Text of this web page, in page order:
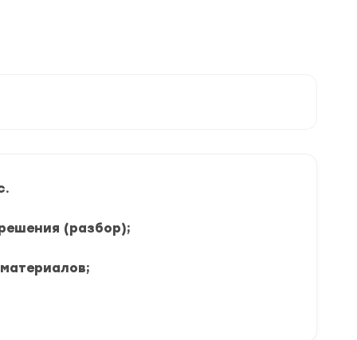
(разбор);